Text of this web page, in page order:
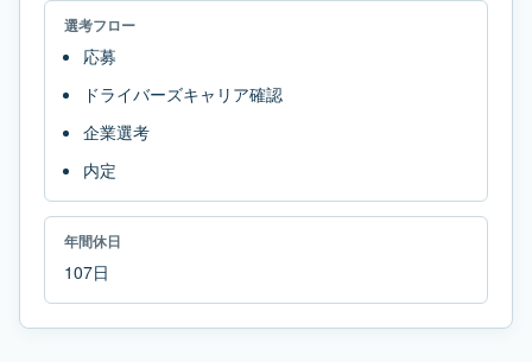
選考フロー
応募
ドライバーズキャリア確認
企業選考
内定
年間休日
107日